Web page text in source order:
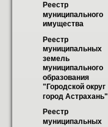
Реестр
муниципального
имущества
Реестр
муниципальных
земель
муниципального
образования
"Городской округ
город Астрахань"
Реестр
муниципальных